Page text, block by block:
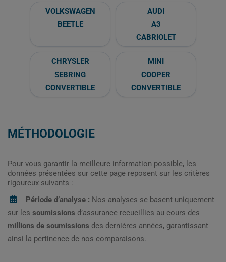
VOLKSWAGEN
BEETLE
AUDI
A3
CABRIOLET
CHRYSLER
SEBRING
CONVERTIBLE
MINI
COOPER
CONVERTIBLE
MÉTHODOLOGIE
Pour vous garantir la meilleure information possible, les
données présentées sur cette page reposent sur les critères
rigoureux suivants :
Période d’analyse : Nos analyses se basent uniquement
sur les soumissions d’assurance recueillies au cours des
millions de soumissions des dernières années, garantissant
ainsi la pertinence de nos comparaisons.